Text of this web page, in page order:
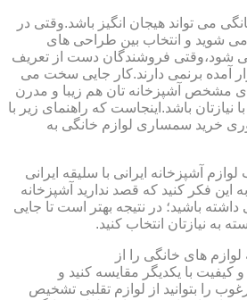
می تواند هیجان انگیز باشد.وقتی در
شوید و انتخاب بین طراحی های
شود،وقتی فروشندگان دست از تعریف
آمده برنمی دارند.کار جایی سخت می
ای مشخص آشپزخانه تان هم زیبا و مدرن
باشد.اینجاست که راهنمای زیر با
خرید سمساری لوازم خانگی به
لوازم آشپزخانه ایرانی با سلیقه ایرانی
فکر کنید که قصد ندارید آشپزخانه
داشته باشید؛ در نتیجه بهتر است تا جایی
به نیازتان انتخاب کنید.
های خانگی را از
و کیفیت با یکدیگر مقایسه کنید و
را بتوانید از لوازم تقلبی تشخیص